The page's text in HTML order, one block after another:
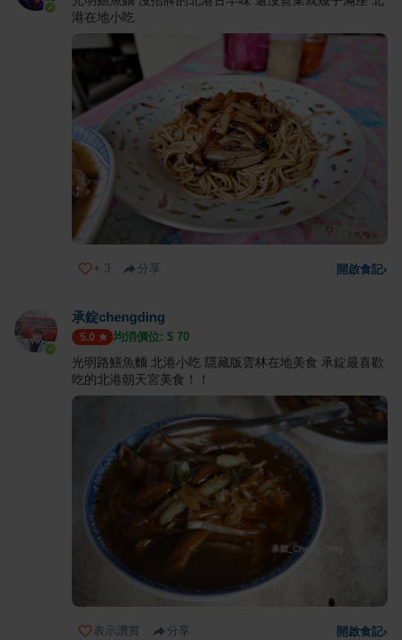
港在地小吃
+ 3 分享 開啟食記›
承錠chengding
5.0 均消價位: $ 70
光明路鱔魚麵 北港小吃 隱藏版雲林在地美食 承錠最喜歡
吃的北港朝天宮美食！！
表示讚賞 分享 開啟食記›